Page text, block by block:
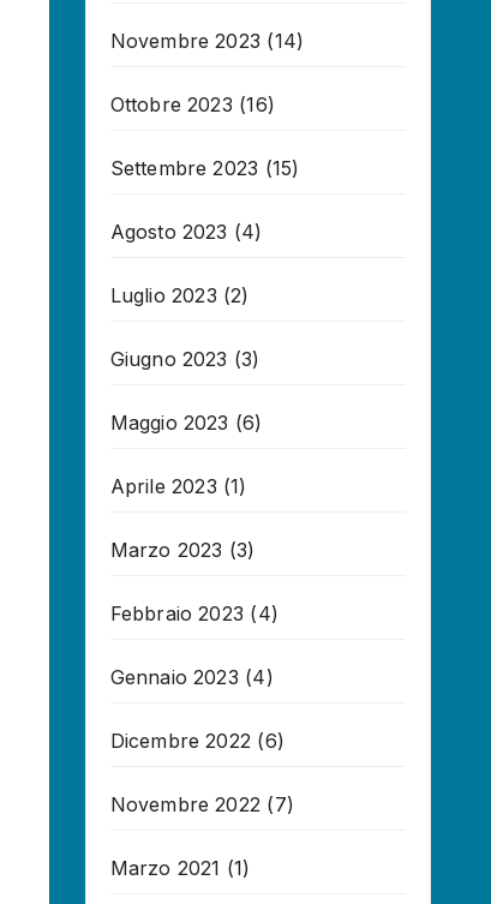
Novembre 2023 (14)
Ottobre 2023 (16)
Settembre 2023 (15)
Agosto 2023 (4)
Luglio 2023 (2)
Giugno 2023 (3)
Maggio 2023 (6)
Aprile 2023 (1)
Marzo 2023 (3)
Febbraio 2023 (4)
Gennaio 2023 (4)
Dicembre 2022 (6)
Novembre 2022 (7)
Marzo 2021 (1)